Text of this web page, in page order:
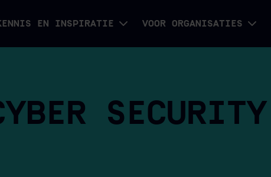
EN INSPIRATIE VOOR ORGANISATIES
SECURITY